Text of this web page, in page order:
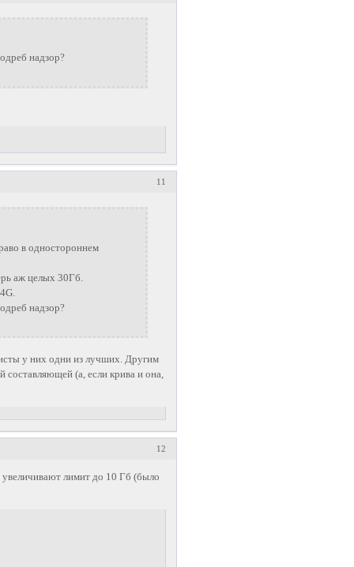
надзор?
11
в одностороннем
аж целых 30Гб.
надзор?
у них одни из лучших. Другим
составляющей (а, если крива и она,
12
лимит до 10 Гб (было